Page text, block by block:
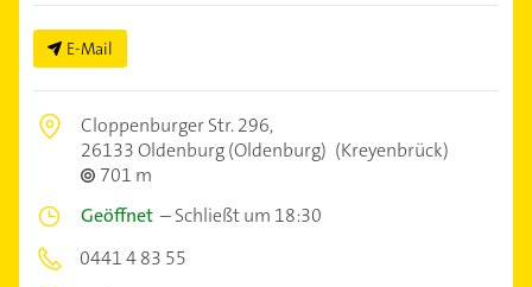
E-Mail
Cloppenburger Str. 296,
26133 Oldenburg (Oldenburg) (Kreyenbrück)
701 m
Geöffnet –Schließt um 18:30
0441 4 83 55